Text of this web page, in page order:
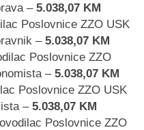
– 5.038,07 KM
Poslovnice ZZO USK
– 5.038,07 KM
Poslovnice ZZO
– 5.038,07 KM
Poslovnice ZZO USK
– 5.038,07 KM
Poslovnice ZZO